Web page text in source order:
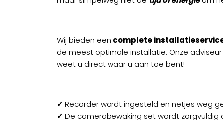
Wij bieden een complete
de meest optimale installatie. Onze
weet u direct waar u aan toe bent!
✓ Recorder wordt ingesteld en netjes weg
✓ De camerabewaking set wordt